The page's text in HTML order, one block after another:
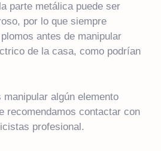
parte metálica puede ser
por lo que siempre
antes de manipular
de la casa, como podrían
algún elemento
recomendamos contactar con
profesional.